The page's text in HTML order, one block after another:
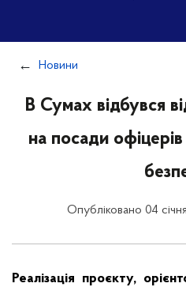
Новини
В Сумах відбувся
на посади
Опубліковано 04
Реалізація проєкту,